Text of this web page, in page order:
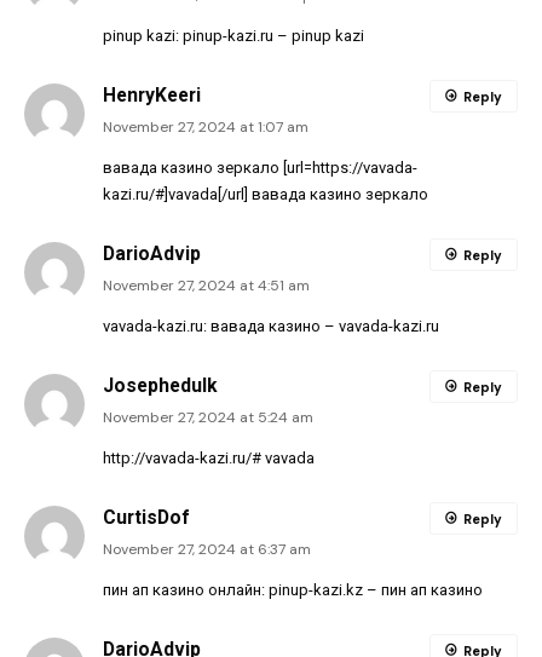
pinup kazi: pinup-kazi.ru – pinup kazi
HenryKeeri
November 27, 2024 at 1:07 am
вавада казино зеркало [url=https://vavada-
kazi.ru/#]vavada[/url] вавада казино зеркало
Reply
DarioAdvip
November 27, 2024 at 4:51 am
vavada-kazi.ru: вавада казино – vavada-kazi.ru
Reply
Josephedulk
November 27, 2024 at 5:24 am
http://vavada-kazi.ru/# vavada
Reply
CurtisDof
November 27, 2024 at 6:37 am
пин ап казино онлайн: pinup-kazi.kz – пин ап казино
Reply
DarioAdvip Reply